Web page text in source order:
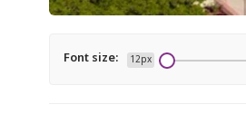
Font size: 12px